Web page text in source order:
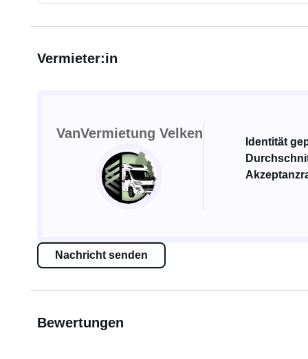
Vermieter:in
VanVermietung Velken
Identität
Nachricht senden
Bewertungen